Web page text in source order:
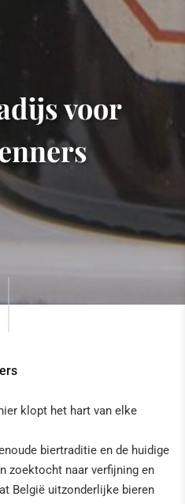
voor
klopt het hart van elke
biertraditie en de huidige
zoektocht naar verfijning en
België uitzonderlijke bieren